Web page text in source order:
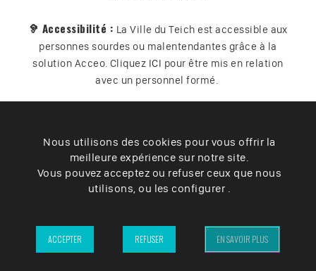
🦻 Accessibilité : La Ville du Teich est accessible aux
personnes sourdes ou malentendantes grâce à la
solution Acceo. Cliquez ICI pour être mis en relation
avec un personnel formé.
Plan du site Contact Vos données
Cookies
Accessibilité
Mentions légales– Ville du Teich ©2025 –
Nous utilisons des cookies pour vous offrir la
meilleure expérience sur notre site.
Vous pouvez acceptez ou refuser ceux que nous
utilisons, ou les configurer .
ACCEPTER REFUSER EN SAVOIR PLUS